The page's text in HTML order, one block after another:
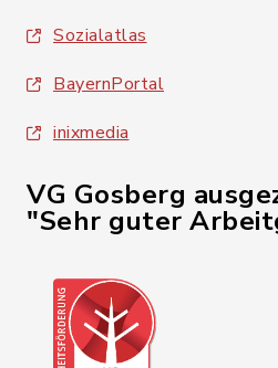
Sozialatlas
BayernPortal
inixmedia
VG Gosberg
"Sehr guter